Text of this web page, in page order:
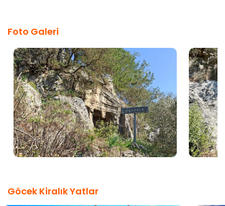
Foto Galeri
Göcek Kiralık Yatlar